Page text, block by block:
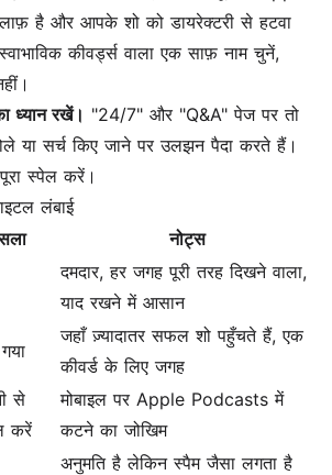
है और आपके शो को डायरेक्टरी से हटवा
कीवर्ड्स वाला एक साफ़ नाम चुनें,
ध्यान रखें। "24/7" और "Q&A" पेज पर तो
या सर्च किए जाने पर उलझन पैदा करते हैं।
स्पेल करें।
लंबाई
नोट्स
दमदार, हर जगह पूरी तरह दिखने वाला,
याद रखने में आसान
जहाँ ज़्यादातर सफल शो पहुँचते हैं, एक
कीवर्ड के लिए जगह
से
करें
मोबाइल पर Apple Podcasts में
कटने का जोखिम
अनुमति है लेकिन स्पैम जैसा लगता है